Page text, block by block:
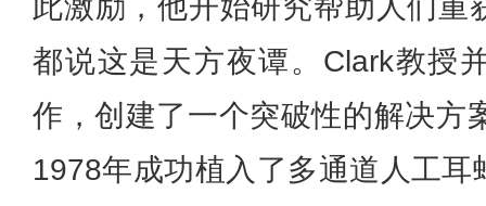
此激励，他开始研究帮助人们重
都说这是天方夜谭。Clark教授
作，创建了一个突破性的解决方
1978年成功植入了多通道人工